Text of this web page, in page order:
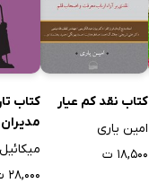
کتاب نقد کم عیار
امین یاری
۱۸,۵۰۰ ت
کتاب
۲۸,۰۰۰ ت